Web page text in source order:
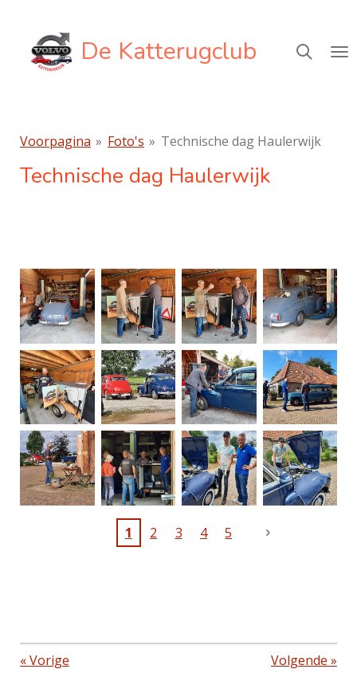
direct
naar
De Katterugclub
Voorpagina » Foto's » Technische dag Haulerwijk
Technische dag Haulerwijk
1 2 3 4 5
«Vorige Volgende »